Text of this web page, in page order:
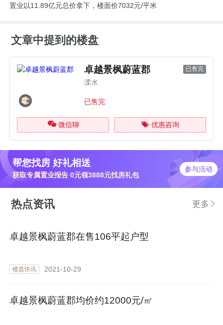
置业以11.89亿元总价拿下，楼面价7032元/平米
文章中提到的楼盘
卓越景枫蔚蓝郡 已售完
溧水
已售完
微信聊 优惠咨询
帮您找房 好礼相送
获取专属置业报告 0元领3888元找房礼包
参与活动
热点资讯 更多
卓越景枫蔚蓝郡在售106平起户型
楼盘快讯 2021-10-29
卓越景枫蔚蓝郡均价约12000元/㎡